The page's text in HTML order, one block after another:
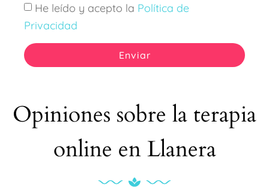
He leído y acepto la Política de
Privacidad
Enviar
Opiniones sobre la terapia
online en Llanera